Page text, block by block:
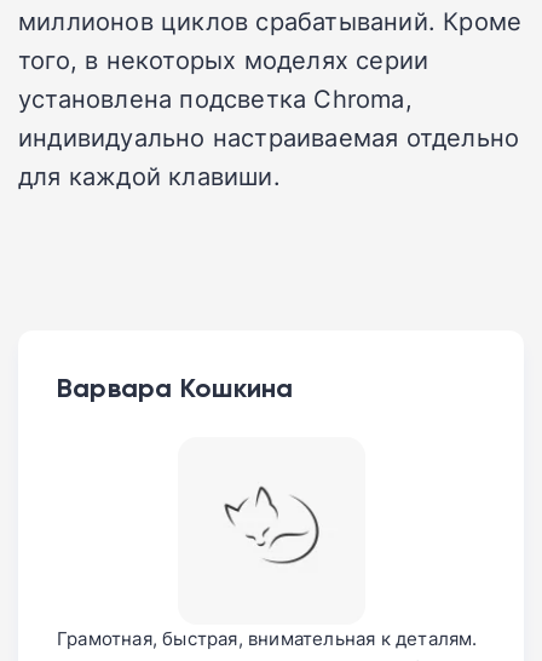
миллионов циклов срабатываний. Кроме
того, в некоторых моделях серии
установлена подсветка Chroma,
индивидуально настраиваемая отдельно
для каждой клавиши.
Варвара Кошкина
Грамотная, быстрая, внимательная к деталям.